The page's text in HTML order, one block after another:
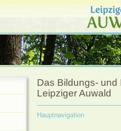
Das Bildungs-
Leipziger Auwald
Hauptnavigation